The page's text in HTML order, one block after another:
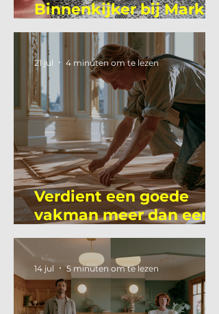
Binnenkijker bij Mark
Mutsaers
Verdient een goede
vakman meer dan een
gemiddelde
academicus?
21 jul 4 minuten om te lezen
14 jul 5 minuten om te lezen